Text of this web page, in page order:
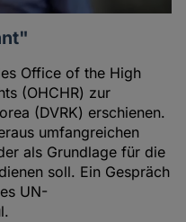
Office of the High
(OHCHR) zur
(DVRK) erschienen.
umfangreichen
als Grundlage für die
soll. Ein Gespräch
UN-